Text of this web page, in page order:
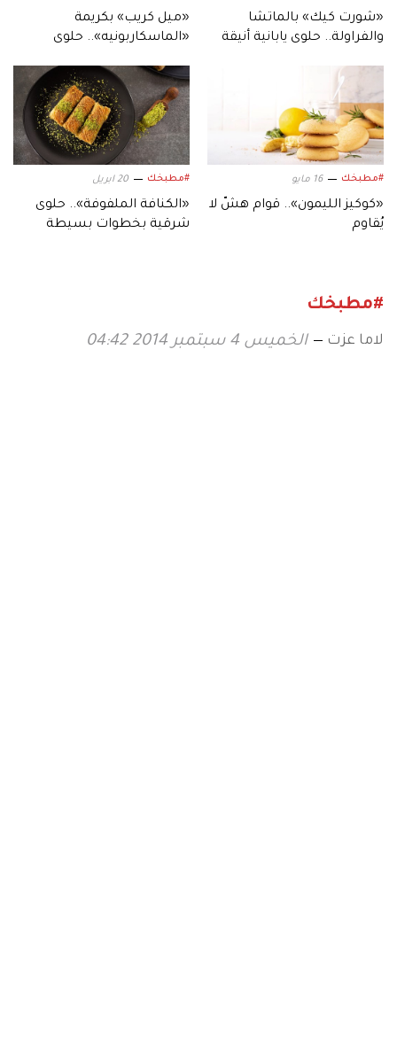
«شورت كيك» بالماتشا
والفراولة.. حلوى يابانية أنيقة
«ميل كريب» بكريمة
«الماسكاربونيه».. حلوى
مناسباتكِ
#مطبخك 16 مايو
«كوكيز الليمون».. قوام هشّ لا
يُقاوم
#مطبخك 20 ابريل
«الكنافة الملفوفة».. حلوى
شرقية بخطوات بسيطة
#مطبخك
لاما عزت الخميس 4 سبتمبر 2014 04:42